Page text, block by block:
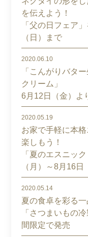
を伝えよう！
「父の日フェア
（日）まで
2020.06.10
「こんがりバタ
クリーム」
6月12日（金）よ
2020.05.19
お家で手軽に本
楽しもう！
「夏のエスニッ
（月）～8月16日
2020.05.14
夏の食卓を彩る
「さつまいもの
間限定で発売